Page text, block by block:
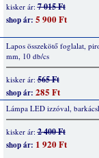
kisker ár:7 015 Ft
shop ár: 5 900 Ft
Lapos összekötő foglalat,
mm, 10 db/cs
kisker ár:565 Ft
shop ár: 285 Ft
Lámpa LED izzóval,
kisker ár:2 400 Ft
shop ár: 1 920 Ft